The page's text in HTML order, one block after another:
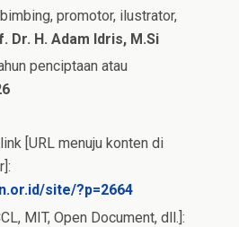
promotor, ilustrator,
Dr. H. Adam Idris, M.Si
penciptaan atau
[URL menuju konten di
site/?p=2664
MIT, Open Document, dll.]: